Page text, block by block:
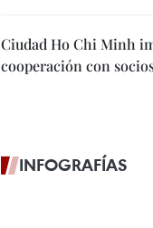
Ciudad Ho Chi Minh
cooperación con
INFOGRAFÍAS